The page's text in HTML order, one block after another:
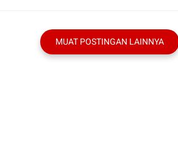
MUAT POSTINGAN LAINNYA